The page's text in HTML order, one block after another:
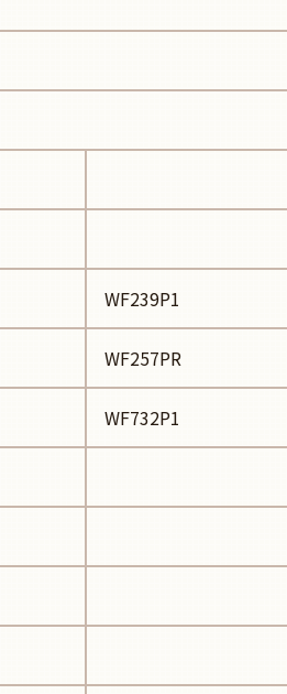
WF239P1
WF257PR
WF732P1